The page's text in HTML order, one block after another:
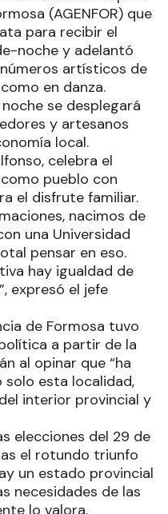
(AGENFOR) que
para recibir el
noche y adelantó
artísticos de
en danza.
se desplegará
y artesanos
local.
celebra el
pueblo con
el disfrute familiar.
nacimos de
una Universidad
pensar en eso.
hay igualdad de
expresó el jefe
de Formosa tuvo
a partir de la
al opinar que “ha
esta localidad,
interior provincial y
elecciones del 29 de
el rotundo triunfo
un estado provincial
necesidades de las
lo valora.